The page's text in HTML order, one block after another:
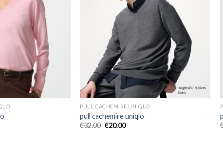
PULL CACHEMIRE UNIQLO
pull cachemire uniqlo
€32.00 €20.00